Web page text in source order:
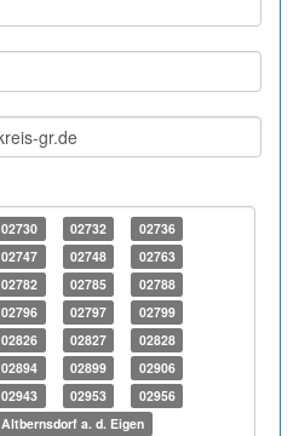
02730 02732
02736
02747 02748
02763
02782 02785
02788
02796 02797
02799
02826 02827
02828
02894 02899
02906
02943 02953
02956
Altbernsdorf a. d. Eigen